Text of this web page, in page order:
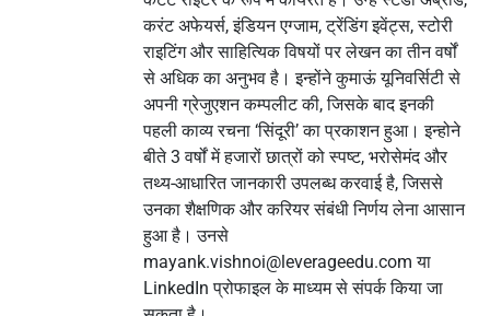
करंट अफेयर्स, इंडियन एग्जाम, ट्रेंडिंग इवेंट्स, स्टोरी
राइटिंग और साहित्यिक विषयों पर लेखन का तीन वर्षों
से अधिक का अनुभव है। इन्होंने कुमाऊं यूनिवर्सिटी से
अपनी ग्रेजुएशन कम्पलीट की, जिसके बाद इनकी
पहली काव्य रचना ‘सिंदूरी’ का प्रकाशन हुआ। इन्होने
बीते 3 वर्षों में हजारों छात्रों को स्पष्ट, भरोसेमंद और
तथ्य-आधारित जानकारी उपलब्ध करवाई है, जिससे
उनका शैक्षणिक और करियर संबंधी निर्णय लेना आसान
हुआ है। उनसे
mayank.vishnoi@leverageedu.com या
LinkedIn प्रोफाइल के माध्यम से संपर्क किया जा